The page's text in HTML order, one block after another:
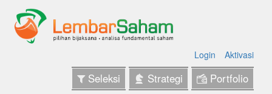
Login Aktivasi
Seleksi Strategi Portfolio